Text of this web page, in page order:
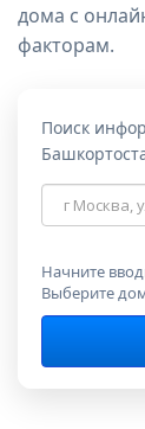
дома с
факторам.
Поиск
Адрес
дома
Начните
Выберите